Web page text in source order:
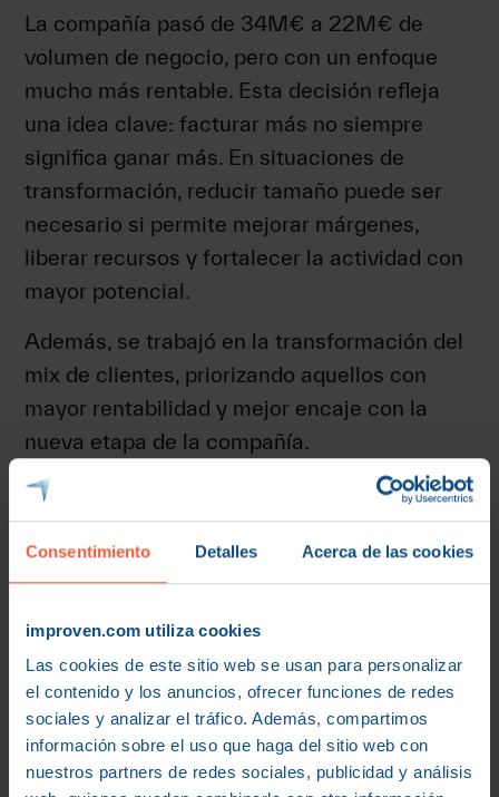
Consentimiento Detalles Acerca de las cookies
improven.com utiliza cookies
Las cookies de este sitio web se usan para personalizar
el contenido y los anuncios, ofrecer funciones de redes
sociales y analizar el tráfico. Además, compartimos
información sobre el uso que haga del sitio web con
nuestros partners de redes sociales, publicidad y análisis
La compañía pasó de 34M€ a 22M€ de
volumen de negocio, pero con un enfoque
mucho más rentable. Esta decisión refleja
una idea clave: facturar más no siempre
significa ganar más. En situaciones de
transformación, reducir tamaño puede ser
necesario si permite mejorar márgenes,
liberar recursos y fortalecer la actividad con
mayor potencial.
Además, se trabajó en la transformación del
mix de clientes, priorizando aquellos con
mayor rentabilidad y mejor encaje con la
nueva etapa de la compañía.
4. Optimización de costes y
reorganización de la estructura
La recuperación de la rentabilidad exigía
costes. Se optimizó el coste de materias
primas, se renegociaron gastos estructurales
y se revisó la organización de la mano de
obra directa e indirecta.
También se declaró un ERE para adaptar la